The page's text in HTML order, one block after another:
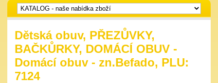
Dětská obuv, PŘEZŮVKY,
BAČKŮRKY, DOMÁCÍ OBUV -
Domácí obuv - zn.Befado, PLU:
7124